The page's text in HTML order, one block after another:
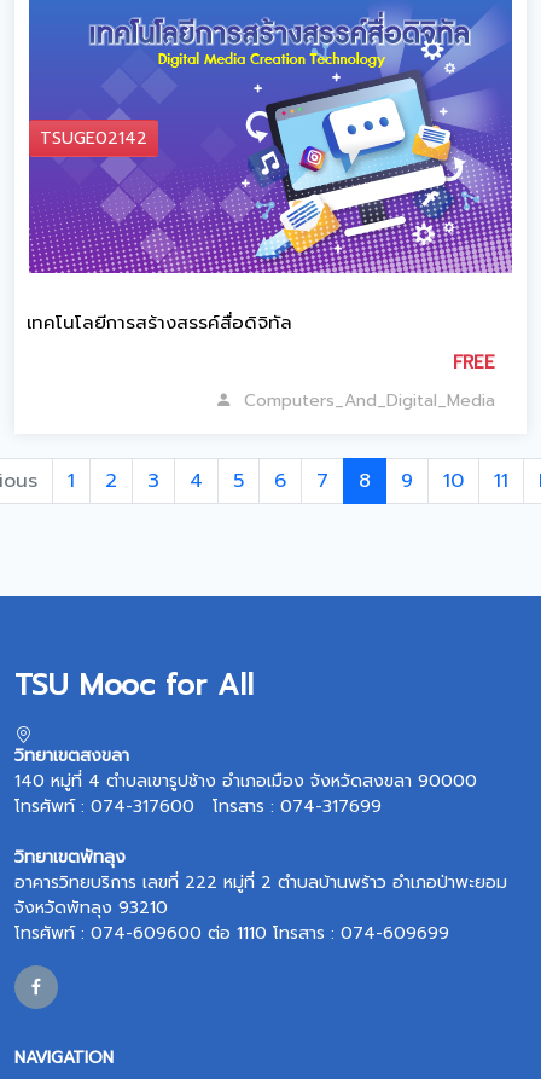
TSUGE02142
เทคโนโลยีการสร้างสรรค์สื่อดิจิทัล
FREE
Computers_And_Digital_Media
1 2 3 4 5 6 7 8 9 10 11
TSU Mooc for All
วิทยาเขตสงขลา
140 หมู่ที่ 4 ตำบลเขารูปช้าง อำเภอเมือง จังหวัดสงขลา 90000
โทรศัพท์ : 074-317600 โทรสาร : 074-317699
วิทยาเขตพัทลุง
อาคารวิทยบริการ เลขที่ 222 หมู่ที่ 2 ตำบลบ้านพร้าว อำเภอป่าพะยอม
จังหวัดพัทลุง 93210
โทรศัพท์ : 074-609600 ต่อ 1110 โทรสาร : 074-609699
NAVIGATION